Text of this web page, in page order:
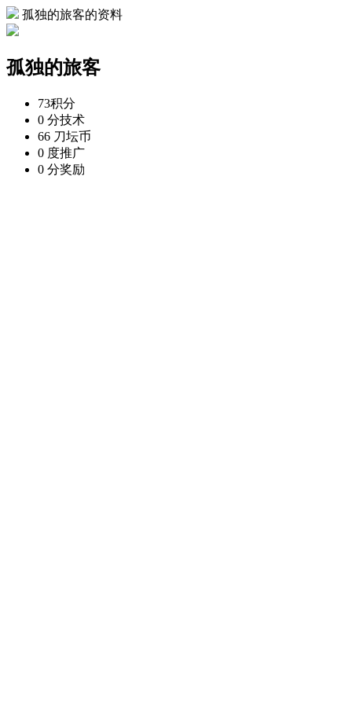
孤独的旅客的资料
孤独的旅客
73积分
0 分技术
66 刀坛币
0 度推广
0 分奖励